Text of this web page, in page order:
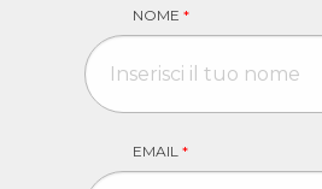
NOME *
EMAIL *